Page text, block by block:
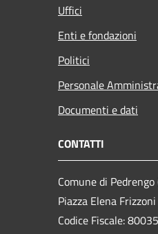
Uffici
Enti e fondazioni
Politici
Personale
Documenti e dati
CONTATTI
Comune di Pedrengo
Piazza Elena
Codice Fiscale: